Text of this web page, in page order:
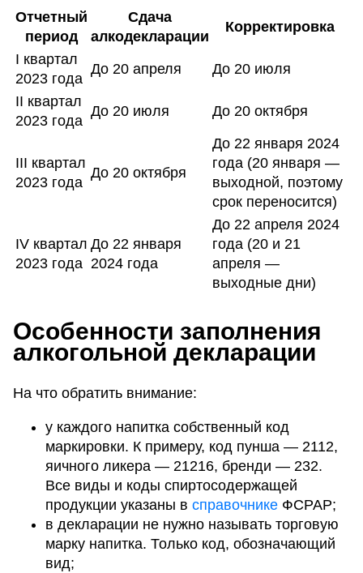
Отчетный
период
Сдача
алкодекларации
Корректировка
I квартал
2023 года
До 20 апреля
До 20 июля
II квартал
2023 года
До 20 июля До 20 октября
III квартал
2023 года
До 20 октября
До 22 января 2024
года (20 января —
выходной, поэтому
срок переносится)
IV квартал
2023 года
До 22 января
2024 года
До 22 апреля 2024
года (20 и 21
апреля —
выходные дни)
Особенности заполнения
алкогольной декларации
На что обратить внимание:
у каждого напитка собственный код
маркировки. К примеру, код пунша — 2112,
яичного ликера — 21216, бренди — 232.
Все виды и коды спиртосодержащей
продукции указаны в справочнике ФСРАР;
в декларации не нужно называть торговую
марку напитка. Только код, обозначающий
вид;